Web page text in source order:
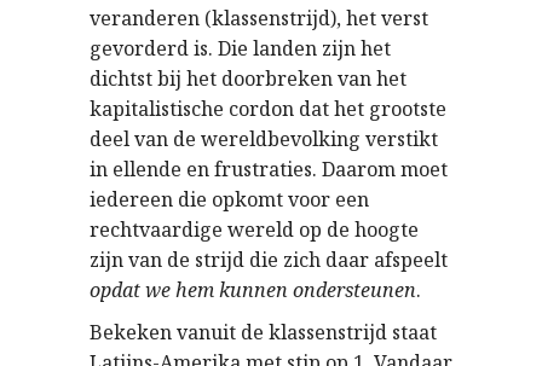
veranderen (klassenstrijd), het verst
gevorderd is. Die landen zijn het
dichtst bij het doorbreken van het
kapitalistische cordon dat het grootste
deel van de wereldbevolking verstikt
in ellende en frustraties. Daarom moet
iedereen die opkomt voor een
rechtvaardige wereld op de hoogte
zijn van de strijd die zich daar afspeelt
opdat we hem kunnen ondersteunen.
Bekeken vanuit de klassenstrijd staat